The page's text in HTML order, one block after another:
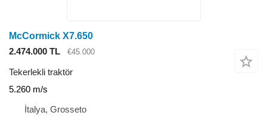
McCormick X7.650
2.474.000 TL
€45.000
Tekerlekli traktör
5.260 m/s
İtalya, Grosseto